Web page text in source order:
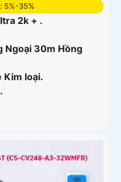
5%-35%
2k + .
Ngoại 30m Hồng
Kim loại.